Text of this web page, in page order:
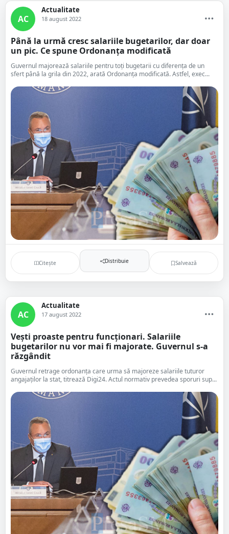
AC
Actualitate
18 august 2022
Până la urmă cresc salariile bugetarilor, dar doar
un pic. Ce spune Ordonanța modificată
Guvernul majorează salariile pentru toți bugetarii cu diferența de un
sfert până la grila din 2022, arată Ordonanța modificată. Astfel, exec...
Citește Distribuie Salvează
AC
Actualitate
17 august 2022
Vești proaste pentru funcționari. Salariile
bugetarilor nu vor mai fi majorate. Guvernul s-a
răzgândit
Guvernul retrage ordonanța care urma să majoreze salariile tuturor
angajaților la stat, titrează Digi24. Actul normativ prevedea sporuri sup...